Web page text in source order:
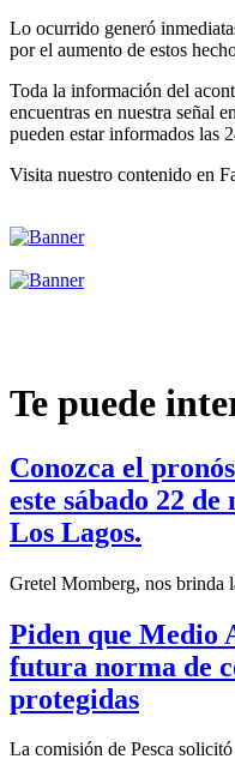
Lo ocurrido generó
por el aumento de estos
Toda la información del
encuentras en nuestra
pueden estar informados las
Visita nuestro contenido en
Te puede
Conozca el
este sábado 22
Los Lagos.
Gretel Momberg, nos brinda
Piden que Medio
futura norma de
protegidas
La comisión de Pesca